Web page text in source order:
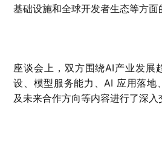
基础设施和全球开发者生态等方面
座谈会上，双方围绕AI产业发展
设、模型服务能力、AI 应用落地
及未来合作方向等内容进行了深入